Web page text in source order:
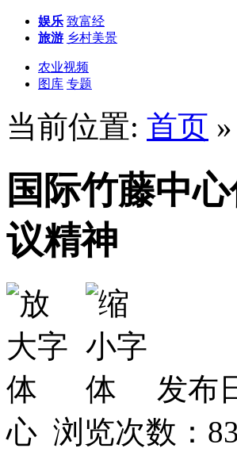
娱乐 致富经
旅游 乡村美景
农业视频
图库 专题
当前位置: 首页 »
国际竹藤中
议精神
发布
心 浏览次数：